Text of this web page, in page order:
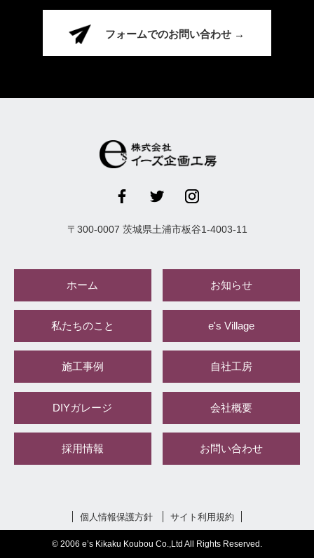
フォームでのお問い合わせ →
〒 300-0007 茨城県土浦市板谷1-4003-11
ホーム お知らせ
私たちのこと e's Village
施工事例 自社工房
DIYガレージ 会社概要
採用情報 お問い合わせ
個人情報保護方針 サイト利用規約
© 2006 e’s Kikaku Koubou Co.,Ltd All Rights Reserved.